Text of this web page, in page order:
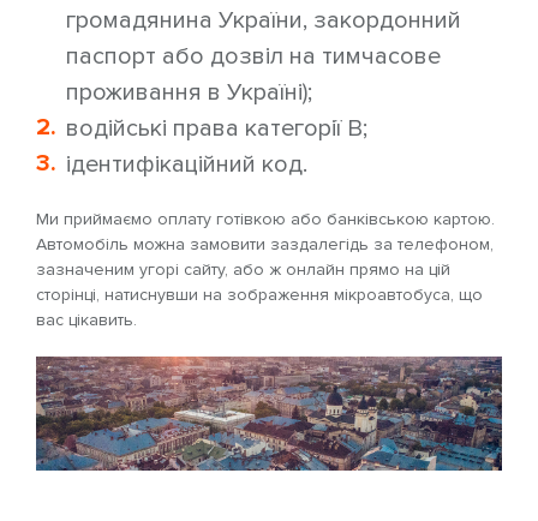
громадянина України, закордонний
паспорт або дозвіл на тимчасове
проживання в Україні);
водійські права категорії B;
ідентифікаційний код.
Ми приймаємо оплату готівкою або банківською картою.
Автомобіль можна замовити заздалегідь за телефоном,
зазначеним угорі сайту, або ж онлайн прямо на цій
сторінці, натиснувши на зображення мікроавтобуса, що
вас цікавить.